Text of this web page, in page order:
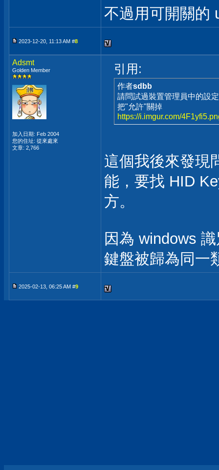
不過用可開關的
2023-12-20, 11:13 AM #8
Adsmt
Golden Member
加入日期: Feb 2004
您的住址: 從來處來
文章: 2,766
引用:
作者sdbb
請問試過裝置管理員中的設
把"允許"關掉
https://i.imgur.com/
這個我後來發現
能，要找 HID
方。
因為 windows
鍵盤被歸為同一
2025-02-13, 06:25 AM #9